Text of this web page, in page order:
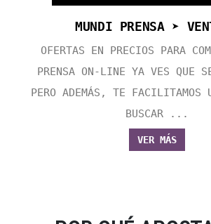
MUNDI PRENSA ➤
OFERTAS EN PRECIOS PARA
PRENSA ON-LINE YA VES QUE
PERO ADEMÁS, TE FACILITAMOS
BUSCAR ...
VER MÁS